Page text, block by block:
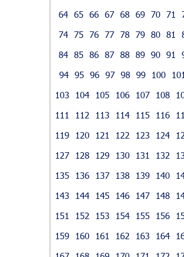
64 65 66 67 68 69 70 71
74 75 76 77 78 79 80 81
84 85 86 87 88 89 90 91
94 95 96 97 98 99 100 101
103
104 105 106 107 108
111
112 113 114 115 116
119
120 121 122 123 124
127
128 129 130 131 132
135
136 137 138 139 140
143
144 145 146 147 148
151
152 153 154 155 156
159
160 161 162 163 164